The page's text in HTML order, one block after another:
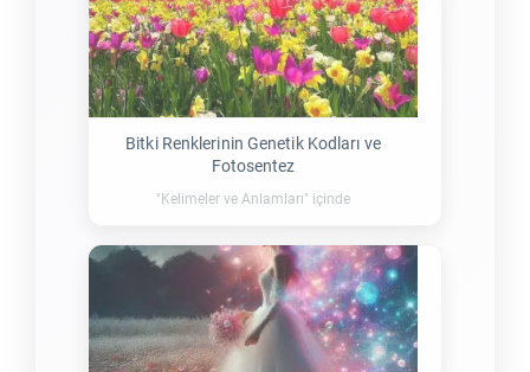
Bitki Renklerinin Genetik Kodları ve
Fotosentez
"Kelimeler ve Anlamları" içinde